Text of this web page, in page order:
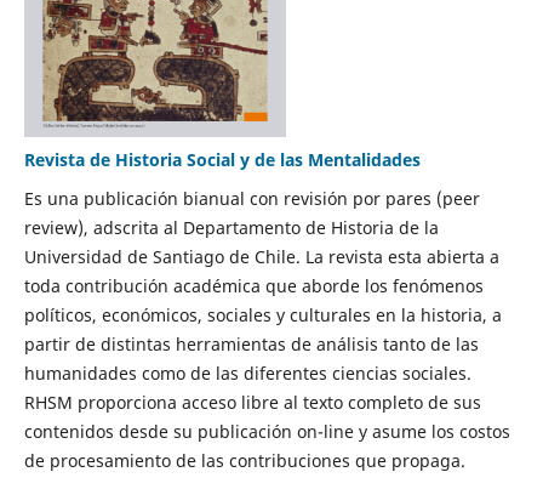
Revista de Historia Social y de las Mentalidades
Es una publicación bianual con revisión por pares (peer
review), adscrita al Departamento de Historia de la
Universidad de Santiago de Chile. La revista esta abierta a
toda contribución académica que aborde los fenómenos
políticos, económicos, sociales y culturales en la historia, a
partir de distintas herramientas de análisis tanto de las
humanidades como de las diferentes ciencias sociales.
RHSM proporciona acceso libre al texto completo de sus
contenidos desde su publicación on-line y asume los costos
de procesamiento de las contribuciones que propaga.